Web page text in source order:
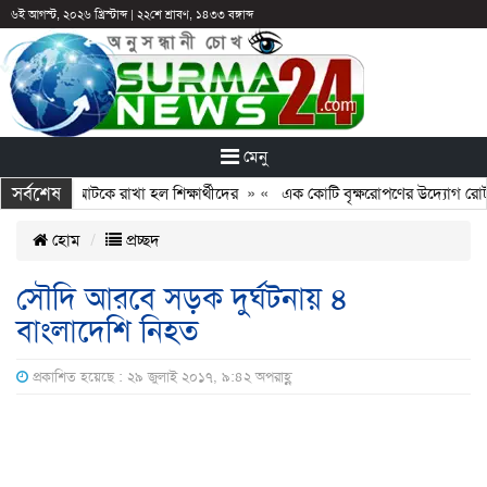
৬ই আগস্ট, ২০২৬ খ্রিস্টাব্দ| ২২শে শ্রাবণ, ১৪৩৩ বঙ্গাব্দ
মেনু
সর্বশেষ
পরও আটকে রাখা হল শিক্ষার্থীদের» « এক কোটি বৃক্ষরোপণের উদ্যোগ
হোম প্রচ্ছদ
সৌদি আরবে সড়ক দুর্ঘটনায় ৪
বাংলাদেশি নিহত
প্রকাশিত হয়েছে : ২৯ জুলাই ২০১৭, ৯:৪২ অপরাহ্ণ